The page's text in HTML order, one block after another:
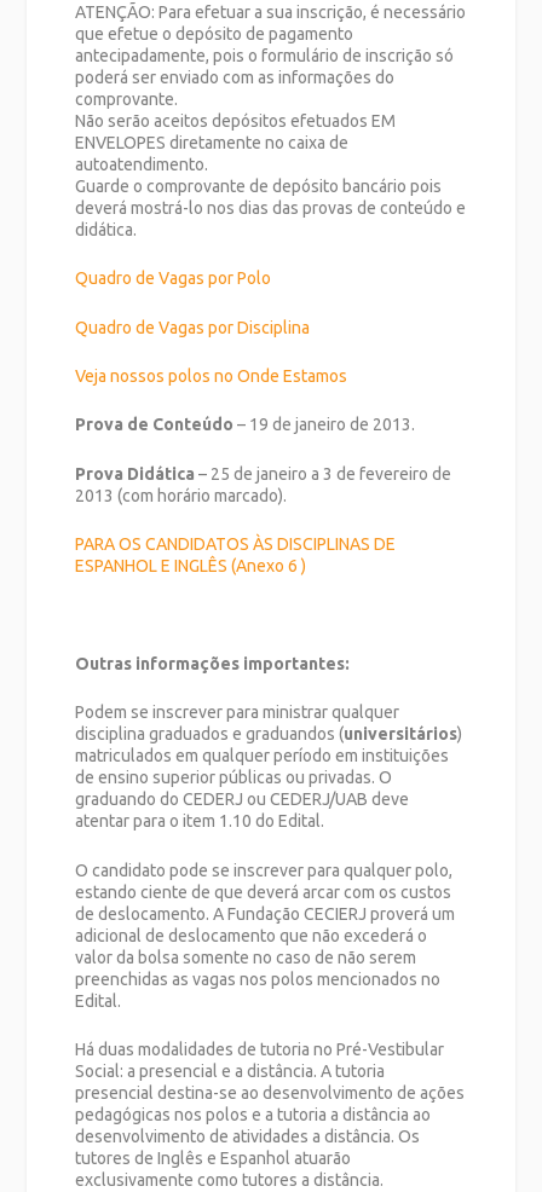
ATENÇÃO: Para efetuar a sua inscrição, é necessário
que efetue o depósito de pagamento
antecipadamente, pois o formulário de inscrição só
poderá ser enviado com as informações do
comprovante.
Não serão aceitos depósitos efetuados EM
ENVELOPES diretamente no caixa de
autoatendimento.
Guarde o comprovante de depósito bancário pois
deverá mostrá-lo nos dias das provas de conteúdo e
didática.
Quadro de Vagas por Polo
Quadro de Vagas por Disciplina
Veja nossos polos no Onde Estamos
Prova de Conteúdo – 19 de janeiro de 2013.
Prova Didática – 25 de janeiro a 3 de fevereiro de
2013 (com horário marcado).
PARA OS CANDIDATOS ÀS DISCIPLINAS DE
ESPANHOL E INGLÊS (Anexo 6 )
Outras informações importantes:
Podem se inscrever para ministrar qualquer
disciplina graduados e graduandos (universitários)
matriculados em qualquer período em instituições
de ensino superior públicas ou privadas. O
graduando do CEDERJ ou CEDERJ/UAB deve
atentar para o item 1.10 do Edital.
O candidato pode se inscrever para qualquer polo,
estando ciente de que deverá arcar com os custos
de deslocamento. A Fundação CECIERJ proverá um
adicional de deslocamento que não excederá o
valor da bolsa somente no caso de não serem
preenchidas as vagas nos polos mencionados no
Edital.
Há duas modalidades de tutoria no Pré-Vestibular
Social: a presencial e a distância. A tutoria
presencial destina-se ao desenvolvimento de ações
pedagógicas nos polos e a tutoria a distância ao
desenvolvimento de atividades a distância. Os
tutores de Inglês e Espanhol atuarão
exclusivamente como tutores a distância.